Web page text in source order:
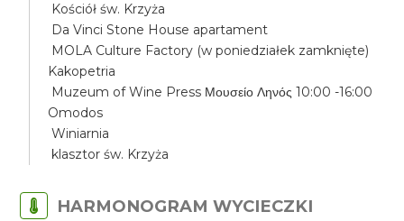
Kościół św. Krzyża
Da Vinci Stone House apartament
MOLA Culture Factory (w poniedziałek zamknięte)
Kakopetria
Muzeum of Wine Press Μουσείο Ληνός 10:00 -16:00
Omodos
Winiarnia
klasztor św. Krzyża
HARMONOGRAM WYCIECZKI